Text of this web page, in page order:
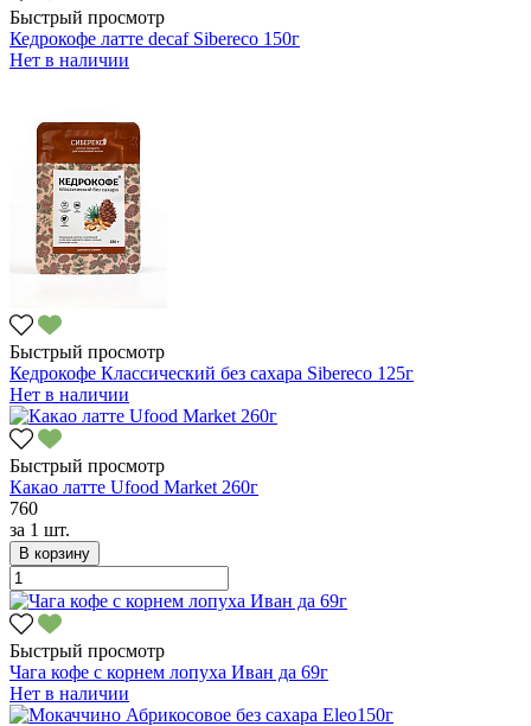
Быстрый просмотр
Кедрокофе латте decaf Sibereco 150г
Нет в наличии
Быстрый просмотр
Кедрокофе Классический без сахара Sibereco 125г
Нет в наличии
Быстрый просмотр
Какао латте Ufood Market 260г
760
за 1 шт.
В корзину
Быстрый просмотр
Чага кофе с корнем лопуха Иван да 69г
Нет в наличии